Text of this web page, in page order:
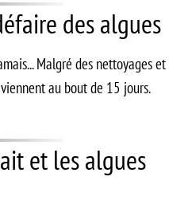
des algues
Malgré des nettoyages et
au bout de 15 jours.
et les algues